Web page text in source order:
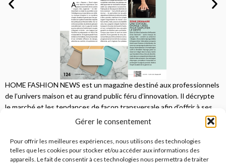
Gérer le consentement
Pour offrir les meilleures expériences, nous utilisons des technologies
telles que les cookies pour stocker et/ou accéder aux informations des
appareils. Le fait de consentir à ces technologies nous permettra de traiter
HOME FASHION NEWS est un magazine destiné aux professionnels
de l’univers maison et au grand public féru d’innovation. Il décrypte
le marché et les tendances de façon transversale afin d’offrir à ses
lecteurs une vision complète.
JE M'ABONNE